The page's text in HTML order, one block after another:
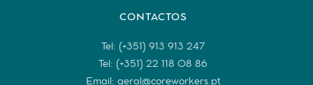
CONTACTOS
Tel: (+351) 913 913 247
Tel: (+351) 22 118 08 86
Email: geral@coreworkers.pt